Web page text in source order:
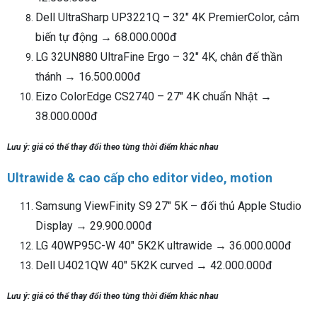
Dell UltraSharp UP3221Q – 32" 4K PremierColor, cảm
biến tự động → 68.000.000đ
LG 32UN880 UltraFine Ergo – 32" 4K, chân đế thần
thánh → 16.500.000đ
Eizo ColorEdge CS2740 – 27" 4K chuẩn Nhật →
38.000.000đ
Lưu ý: giá có thể thay đổi theo từng thời điểm khác nhau
Ultrawide & cao cấp cho editor video, motion
Samsung ViewFinity S9 27" 5K – đối thủ Apple Studio
Display → 29.900.000đ
LG 40WP95C-W 40" 5K2K ultrawide → 36.000.000đ
Dell U4021QW 40" 5K2K curved → 42.000.000đ
Lưu ý: giá có thể thay đổi theo từng thời điểm khác nhau